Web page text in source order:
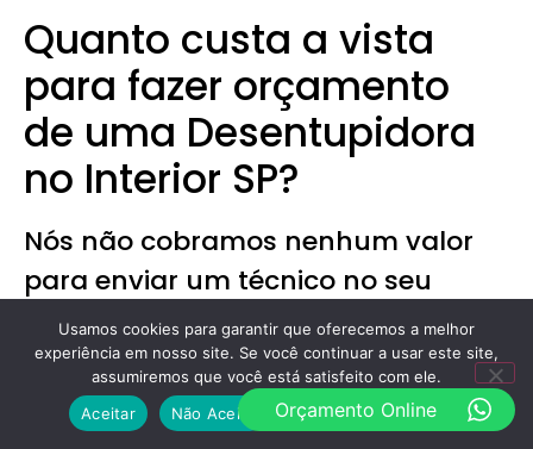
Quanto custa a vista
para fazer orçamento
de uma Desentupidora
no Interior SP?
Nós não cobramos nenhum valor
para enviar um técnico no seu
endereço e analisar o problema
para fazer um orçamento justo,
então você pode contar com a
Desentupidora 24hsempre que
Orçamento Online
Usamos cookies para garantir que oferecemos a melhor
experiência em nosso site. Se você continuar a usar este site,
assumiremos que você está satisfeito com ele.
Aceitar
Não Aceito Política de Privacidade